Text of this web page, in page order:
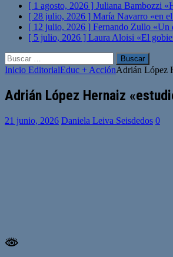
[ 1 agosto, 2026 ] Juliana Bambozzi
[ 28 julio, 2026 ] María Navarro «en
[ 12 julio, 2026 ] Fernando Zullo «Un
[ 5 julio, 2026 ] Laura Aloisi «El
Buscar:
Inicio EditorialEduc + AcciónAdrián López
Adrián López Hernaiz
21 junio, 2026 Daniela Leiva Seisdedos 0